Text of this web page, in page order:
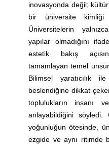
inovasyonda değil;
bir üniversite kimliği
Üniversitelerin
yapılar olmadığını
estetik bakış
tamamlayan temel
Bilimsel yaratıcılık
beslendiğine dikkat
toplulukların insanı
anlayabildiğini
yoğunluğun ötesinde,
ezgide ve aynı ritimde